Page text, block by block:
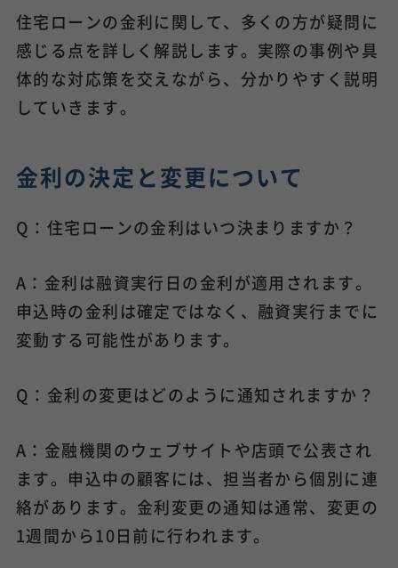
住宅ローンの金利に関して、多くの方が疑問に
感じる点を詳しく解説します。実際の事例や具
体的な対応策を交えながら、分かりやすく説明
していきます。
金利の決定と変更について
Q：住宅ローンの金利はいつ決まりますか？
A：金利は融資実行日の金利が適用されます。
申込時の金利は確定ではなく、融資実行までに
変動する可能性があります。
Q：金利の変更はどのように通知されますか？
A：金融機関のウェブサイトや店頭で公表され
ます。申込中の顧客には、担当者から個別に連
絡があります。金利変更の通知は通常、変更の
1週間から10日前に行われます。